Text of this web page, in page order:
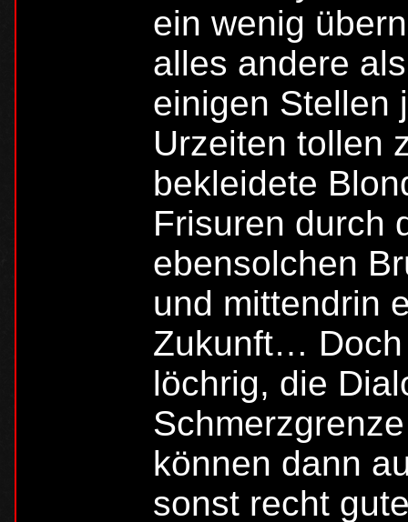
ein wenig
alles andere
einigen Stellen
Urzeiten tollen
bekleidete
Frisuren durch
ebensolchen
und mittendrin
Zukunft… Doch
löchrig, die
können dann
sonst recht